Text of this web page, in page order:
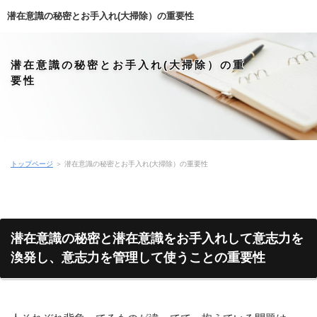
潜在意識の秘密とお手入れ(大掃除）の重要性
潜在意識の秘密とお手入れ(大掃除）の重
要性
トップページ ＞ 潜在意識の秘密とお手入れ(大掃除）の重要性
潜在意識の秘密と潜在意識をお手入れして意志力を
渙発し、意志力を管理して使うことの重要性